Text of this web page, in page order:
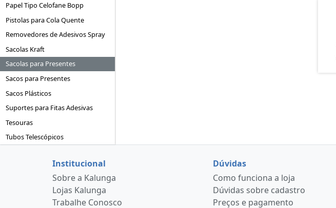
Papel Tipo Celofane Bopp
Pistolas para Cola Quente
Removedores de Adesivos Spray
Sacolas Kraft
Sacolas para Presentes
Sacos para Presentes
Sacos Plásticos
Suportes para Fitas Adesivas
Tesouras
Tubos Telescópicos
Institucional
Sobre a Kalunga
Lojas Kalunga
Trabalhe Conosco
Dúvidas
Como funciona a loja
Dúvidas sobre cadastro
Preços e pagamento